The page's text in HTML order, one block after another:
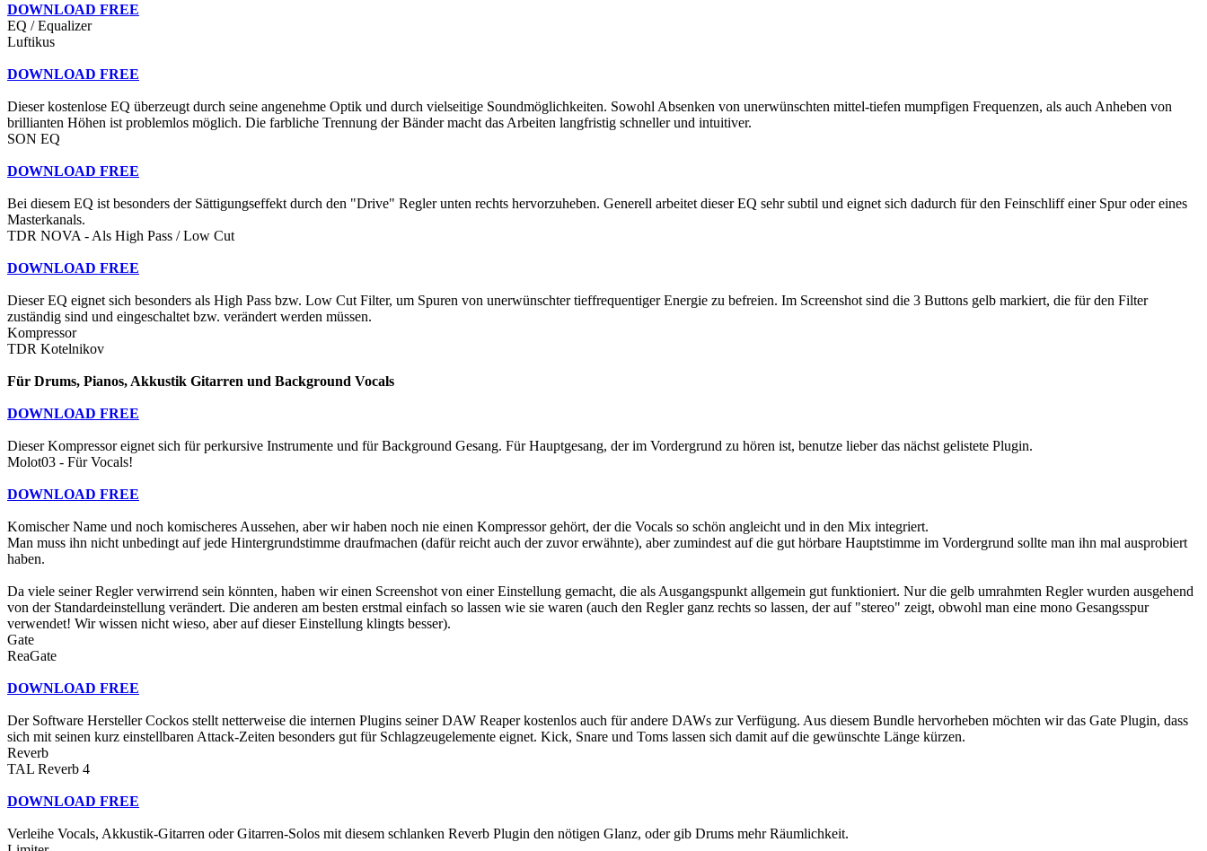
DOWNLOAD FREE
EQ / Equalizer
Luftikus
DOWNLOAD FREE
Dieser kostenlose EQ überzeugt durch seine angenehme Optik und durch vielseitige Soundmöglichkeiten. Sowohl Absenken von unerwünschten mittel-tiefen mumpfigen Frequenzen, als auch Anheben von
brillianten Höhen ist problemlos möglich. Die farbliche Trennung der Bänder macht das Arbeiten langfristig schneller und intuitiver.
SON EQ
DOWNLOAD FREE
Bei diesem EQ ist besonders der Sättigungseffekt durch den "Drive" Regler unten rechts hervorzuheben. Generell arbeitet dieser EQ sehr subtil und eignet sich dadurch für den Feinschliff einer Spur oder eines
Masterkanals.
TDR NOVA - Als High Pass / Low Cut
DOWNLOAD FREE
Dieser EQ eignet sich besonders als High Pass bzw. Low Cut Filter, um Spuren von unerwünschter tieffrequentiger Energie zu befreien. Im Screenshot sind die 3 Buttons gelb markiert, die für den Filter
zuständig sind und eingeschaltet bzw. verändert werden müssen.
Kompressor
TDR Kotelnikov
Für Drums, Pianos, Akkustik Gitarren und Background Vocals
DOWNLOAD FREE
Dieser Kompressor eignet sich für perkursive Instrumente und für Background Gesang. Für Hauptgesang, der im Vordergrund zu hören ist, benutze lieber das nächst gelistete Plugin.
Molot03 - Für Vocals!
DOWNLOAD FREE
Komischer Name und noch komischeres Aussehen, aber wir haben noch nie einen Kompressor gehört, der die Vocals so schön angleicht und in den Mix integriert.
Man muss ihn nicht unbedingt auf jede Hintergrundstimme draufmachen (dafür reicht auch der zuvor erwähnte), aber zumindest auf die gut hörbare Hauptstimme im Vordergrund sollte man ihn mal ausprobiert
haben.
Da viele seiner Regler verwirrend sein könnten, haben wir einen Screenshot von einer Einstellung gemacht, die als Ausgangspunkt allgemein gut funktioniert. Nur die gelb umrahmten Regler wurden ausgehend
von der Standardeinstellung verändert. Die anderen am besten erstmal einfach so lassen wie sie waren (auch den Regler ganz rechts so lassen, der auf "stereo" zeigt, obwohl man eine mono Gesangsspur
verwendet! Wir wissen nicht wieso, aber auf dieser Einstellung klingts besser).
Gate
ReaGate
DOWNLOAD FREE
Der Software Hersteller Cockos stellt netterweise die internen Plugins seiner DAW Reaper kostenlos auch für andere DAWs zur Verfügung. Aus diesem Bundle hervorheben möchten wir das Gate Plugin, dass
sich mit seinen kurz einstellbaren Attack-Zeiten besonders gut für Schlagzeugelemente eignet. Kick, Snare und Toms lassen sich damit auf die gewünschte Länge kürzen.
Reverb
TAL Reverb 4
DOWNLOAD FREE
Verleihe Vocals, Akkustik-Gitarren oder Gitarren-Solos mit diesem schlanken Reverb Plugin den nötigen Glanz, oder gib Drums mehr Räumlichkeit.